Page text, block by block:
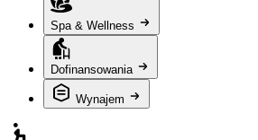
Spa & Wellness
Dofinansowania
Wynajem